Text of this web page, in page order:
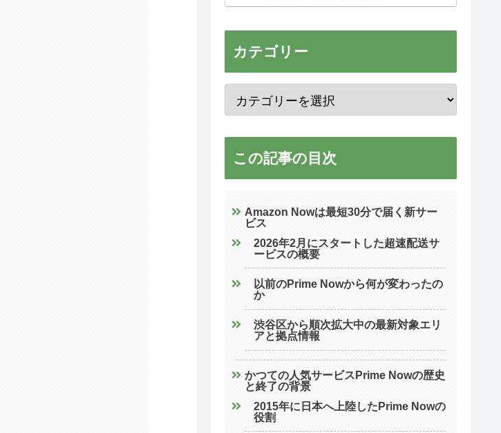
カテゴリー
この記事の目次
Amazon Nowは最短30分で届く新サー
ビス
2026年2月にスタートした超速配送サ
ービスの概要
以前のPrime Nowから何が変わったの
か
渋谷区から順次拡大中の最新対象エリ
アと拠点情報
かつての人気サービスPrime Nowの歴史
と終了の背景
2015年に日本へ上陸したPrime Nowの
役割